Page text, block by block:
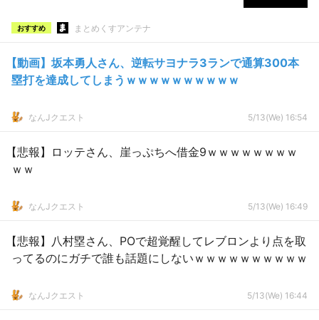
おすすめ まとめくすアンテナ
【動画】坂本勇人さん、逆転サヨナラ3ランで通算300本
塁打を達成してしまうｗｗｗｗｗｗｗｗｗｗ
なんJクエスト 5/13(We) 16:54
【悲報】ロッテさん、崖っぷちへ借金9ｗｗｗｗｗｗｗｗ
ｗｗ
なんJクエスト 5/13(We) 16:49
【悲報】八村塁さん、POで超覚醒してレブロンより点を取
ってるのにガチで誰も話題にしないｗｗｗｗｗｗｗｗｗｗ
なんJクエスト 5/13(We) 16:44